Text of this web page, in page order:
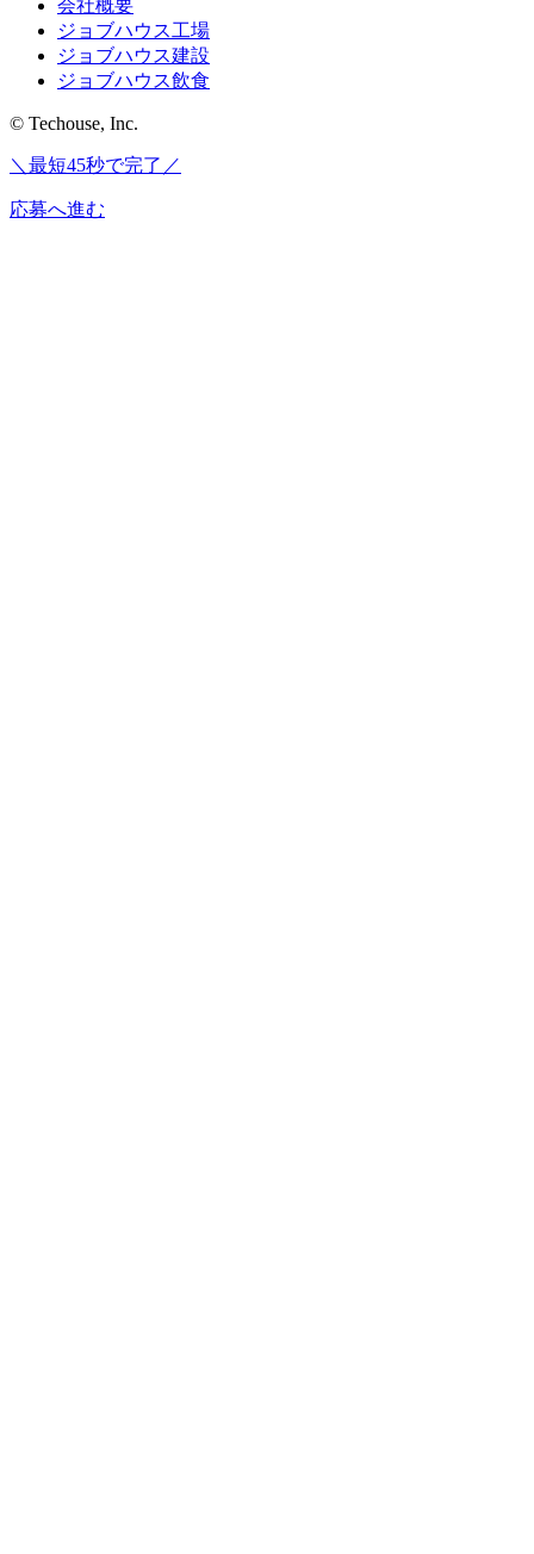
会社概要
ジョブハウス工場
ジョブハウス建設
ジョブハウス飲食
© Techouse, Inc.
＼最短45秒で完了／
応募へ進む